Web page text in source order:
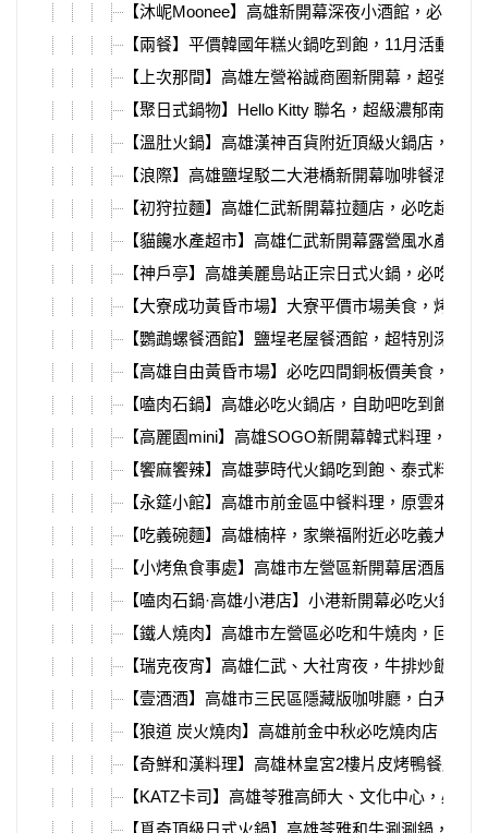
【沐㞾Moonee】高雄新開幕深夜小酒館，必吃牛
【兩餐】平價韓國年糕火鍋吃到飽，11月活動4人
【上次那間】高雄左營裕誠商圈新開幕，超強串
【聚日式鍋物】Hello Kitty 聯名，超級濃郁南瓜牛
【溫肚火鍋】高雄漢神百貨附近頂級火鍋店，愛
【浪際】高雄鹽埕駁二大港橋新開幕咖啡餐酒館
【初狩拉麵】高雄仁武新開幕拉麵店，必吃超濃
【貓饞水產超市】高雄仁武新開幕露營風水產，
【神戶亭】高雄美麗島站正宗日式火鍋，必吃壽
【大寮成功黃昏市場】大寮平價市場美食，烤鴨
【鸚鵡螺餐酒館】鹽埕老屋餐酒館，超特別深海
【高雄自由黃昏市場】必吃四間銅板價美食，烤
【嗑肉石鍋】高雄必吃火鍋店，自助吧吃到飽，
【高麗園mini】高雄SOGO新開幕韓式料理，平價
【饗麻饗辣】高雄夢時代火鍋吃到飽、泰式料理
【永筵小館】高雄市前金區中餐料理，原雲來坊
【吃義碗麵】高雄楠梓，家樂福附近必吃義大利
【小烤魚食事處】高雄市左營區新開幕居酒屋，
【嗑肉石鍋·高雄小港店】小港新開幕必吃火鍋，
【鐵人燒肉】高雄市左營區必吃和牛燒肉，回訪N
【瑞克夜宵】高雄仁武、大社宵夜，牛排炒飯、
【壹酒酒】高雄市三民區隱藏版咖啡廳，白天到
【狼道 炭火燒肉】高雄前金中秋必吃燒肉店，活
【奇鮮和漢料理】高雄林皇宮2樓片皮烤鴨餐廳，
【KATZ卡司】高雄苓雅高師大、文化中心，必吃
【覓奇頂級日式火鍋】高雄苓雅和牛涮涮鍋，魚